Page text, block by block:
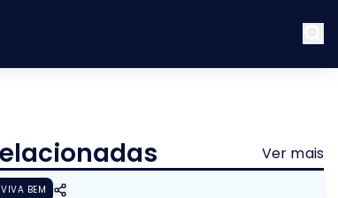
Ver mais
VIVA BEM